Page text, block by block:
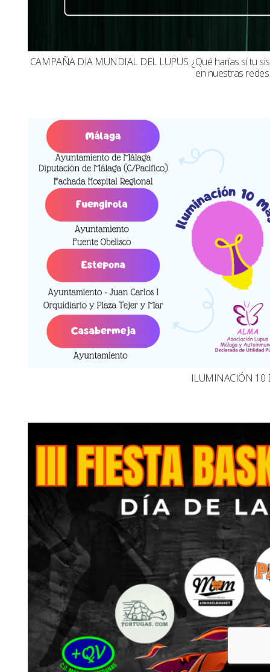
CAMPAÑA DIA MUNDIAL DEL LUPUS: ¿Qué harías si tu
en nuestras
ILUMINACIÓN 10